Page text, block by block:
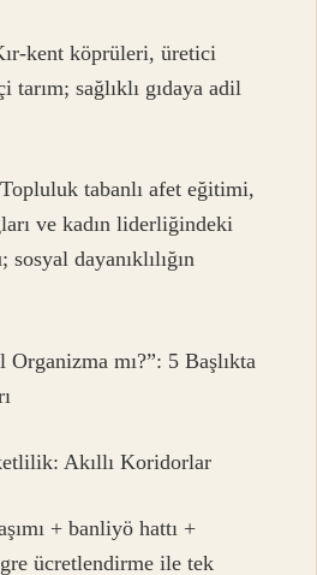
kent köprüleri, üretici
tarım; sağlıklı gıdaya adil
Topluluk tabanlı afet eğitimi,
ve kadın liderliğindeki
dayanıklılığın
mı?”: 5 Başlıkta
Akıllı Koridorlar
+ banliyö hattı +
ücretlendirme ile tek